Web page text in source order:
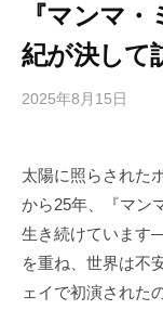
『マンマ
紀が決して
2025年8月15日
i
g
a
s
の
コ
メ
ン
太陽に照らされた
から25年、『マン
生き続けています
を重ね、世界は不
ェイで初演された